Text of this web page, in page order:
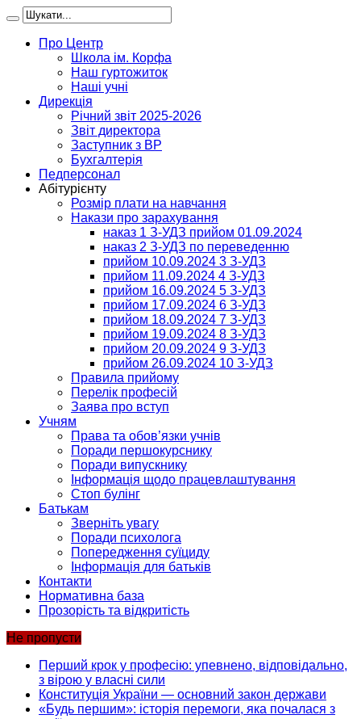
Про Центр
Школа ім. Корфа
Наш гуртожиток
Наші учні
Дирекція
Річний звіт 2025-2026
Звіт директора
Заступник з ВР
Бухгалтерія
Педперсонал
Абітурієнту
Розмір плати на навчання
Накази про зарахування
наказ 1 З-УДЗ прийом 01.09.2024
наказ 2 З-УДЗ по переведенню
прийом 10.09.2024 3 З-УДЗ
прийом 11.09.2024 4 З-УДЗ
прийом 16.09.2024 5 З-УДЗ
прийом 17.09.2024 6 З-УДЗ
прийом 18.09.2024 7 З-УДЗ
прийом 19.09.2024 8 З-УДЗ
прийом 20.09.2024 9 З-УДЗ
прийом 26.09.2024 10 З-УДЗ
Правила прийому
Перелік професій
Заява про вступ
Учням
Права та обов’язки учнів
Поради першокурснику
Поради випускнику
Інформація щодо працевлаштування
Стоп булінг
Батькам
Зверніть увагу
Поради психолога
Попередження суїциду
Інформація для батьків
Контакти
Нормативна база
Прозорість та відкритість
Не пропусти
Перший крок у професію: упевнено, відповідально,
з вірою у власні сили
Конституція України — основний закон держави
«Будь першим»: історія перемоги, яка почалася з